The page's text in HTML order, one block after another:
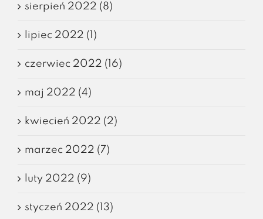
sierpień 2022 (8)
lipiec 2022 (1)
czerwiec 2022 (16)
maj 2022 (4)
kwiecień 2022 (2)
marzec 2022 (7)
luty 2022 (9)
styczeń 2022 (13)